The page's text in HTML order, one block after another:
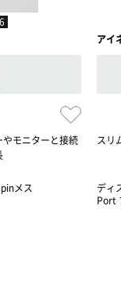
モニターと接続
メス
アイ
スリ
ディ
Port